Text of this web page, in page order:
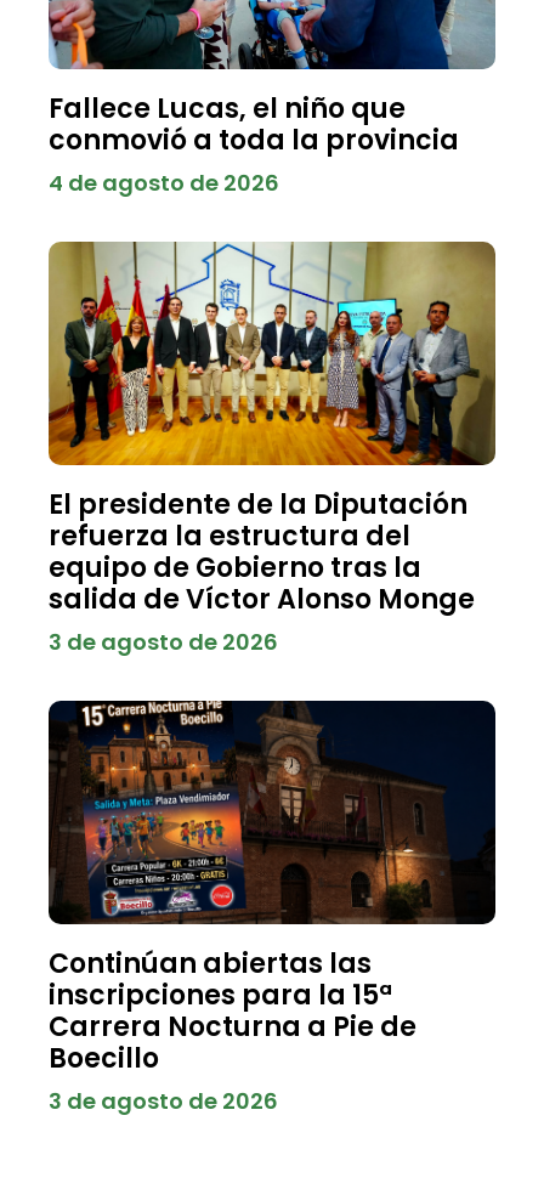
Fallece Lucas, el niño que
conmovió a toda la provincia
4 de agosto de 2026
El presidente de la Diputación
refuerza la estructura del
equipo de Gobierno tras la
salida de Víctor Alonso Monge
3 de agosto de 2026
Continúan abiertas las
inscripciones para la 15ª
Carrera Nocturna a Pie de
Boecillo
3 de agosto de 2026